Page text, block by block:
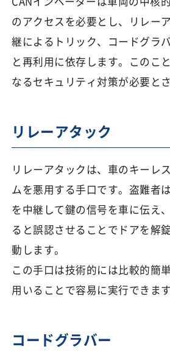
のアクセスを必要とし、リレー
継によるトリック、コードグラ
と再利用に依存します。このこ
なるセキュリティ対策が必要とさ
リレーアタック
リレーアタックは、車のキーレ
ムを悪用する手口です。盗難者
を中継して鍵の信号を車に伝え
ると誤認させることでドアを解
動します。
この手口は技術的には比較的簡
用いることで容易に実行できます
コードグラバー